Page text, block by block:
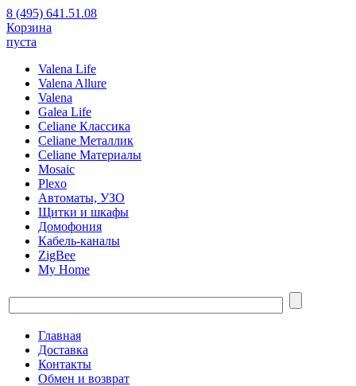
8 (495) 641.51.08
Корзина
пуста
Valena Life
Valena Allure
Valena
Galea Life
Celiane Классика
Celiane Металлик
Celiane Материалы
Mosaic
Plexo
Автоматы, УЗО
Щитки и шкафы
Домофония
Кабель-каналы
ZigBee
My Home
Главная
Доставка
Контакты
Обмен и возврат